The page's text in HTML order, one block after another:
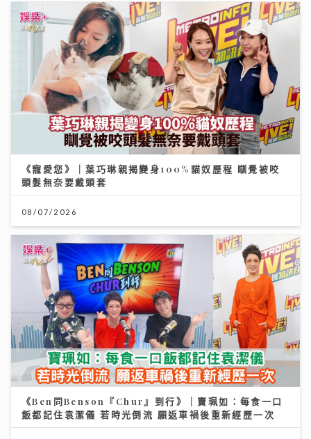
《寵愛您》｜葉巧琳親揭變身100%貓奴歷程 瞓覺被咬
頭髮無奈要戴頭套
08/07/2026
《Ben同Benson『Chur』到行》｜寶珮如：每食一口
飯都記住袁潔儀 若時光倒流 願返車禍後重新經歷一次